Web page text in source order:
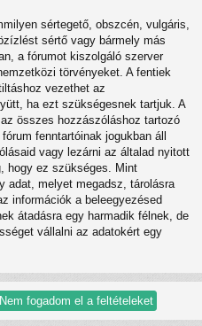
sértegető, obszcén, vulgáris,
sértő vagy bármely más
a fórumot kiszolgáló szerver
törvényeket. A fentiek
vezethet az
ha ezt szükségesnek tartjuk. A
összes hozzászóláshoz tartozó
fenntartóinak jogukban áll
vagy lezárni az általad nyitott
hogy ez szükséges. Mint
adat, melyet megadsz, tárolásra
információk a beleegyezésed
átadásra egy harmadik félnek, de
vállalni az adatokért egy